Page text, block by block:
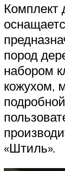
Комплект
пород
набором
кожухом,
«Штиль».